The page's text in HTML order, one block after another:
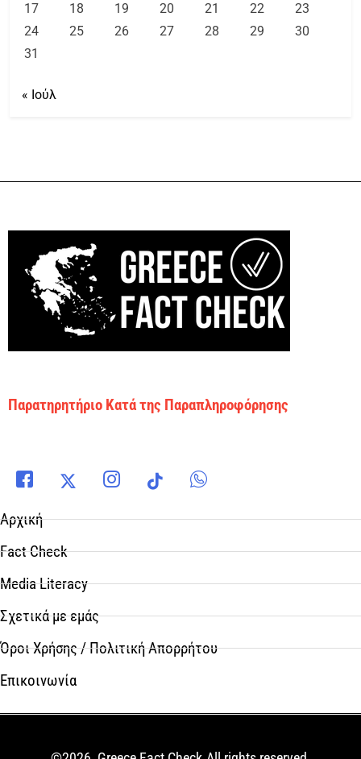
17
18 19 20 21 22
23
24
25 26 27 28 29
30
31
« Ιούλ
Παρατηρητήριο Κατά της Παραπληροφόρησης
Αρχική
Fact Check
Media Literacy
Σχετικά με εμάς
Όροι Χρήσης / Πολιτική Απορρήτου
Επικοινωνία